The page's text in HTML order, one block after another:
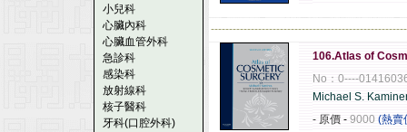
小兒科
心臟內科
心臟血管外科
急診科
感染科
放射線科
核子醫科
牙科(口腔外科)
106.Atlas of
No：0----
Michael S.
- 原價 - 9000 (熱賣